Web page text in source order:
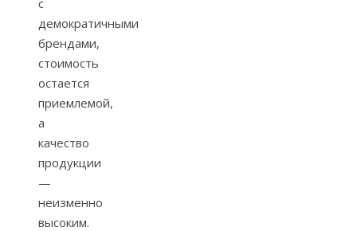
демократичными
брендами,
стоимость
остается
приемлемой,
а
качество
продукции
—
неизменно
высоким.